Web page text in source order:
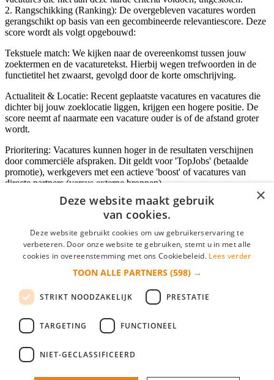
2. Rangschikking (Ranking): De overgebleven vacatures worden
gerangschikt op basis van een gecombineerde relevantiescore. Deze
score wordt als volgt opgebouwd:
Tekstuele match: We kijken naar de overeenkomst tussen jouw
zoektermen en de vacaturetekst. Hierbij wegen trefwoorden in de
functietitel het zwaarst, gevolgd door de korte omschrijving.
Actualiteit & Locatie: Recent geplaatste vacatures en vacatures die
dichter bij jouw zoeklocatie liggen, krijgen een hogere positie. De
score neemt af naarmate een vacature ouder is of de afstand groter
wordt.
Prioritering: Vacatures kunnen hoger in de resultaten verschijnen
door commerciële afspraken. Dit geldt voor 'TopJobs' (betaalde
promotie), werkgevers met een actieve 'boost' of vacatures van
directe partners (versus externe bronnen).
Inloggen als bedrijf
*
login gegevens onthouden
login
Bedrijf aanmelden
×
Deze website maakt gebruik
van cookies.
Deze website gebruikt cookies om uw gebruikerservaring te
verbeteren. Door onze website te gebruiken, stemt u in met alle
cookies in overeenstemming met ons Cookiebeleid. Lees verder
TOON ALLE PARTNERS (598) →
STRIKT NOODZAKELIJK PRESTATIE
TARGETING FUNCTIONEEL
NIET-GECLASSIFICEERD